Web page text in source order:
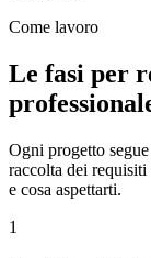
Come lavoro
Le fasi per
Ogni progetto
raccolta dei requisiti
e cosa aspettarti.
1